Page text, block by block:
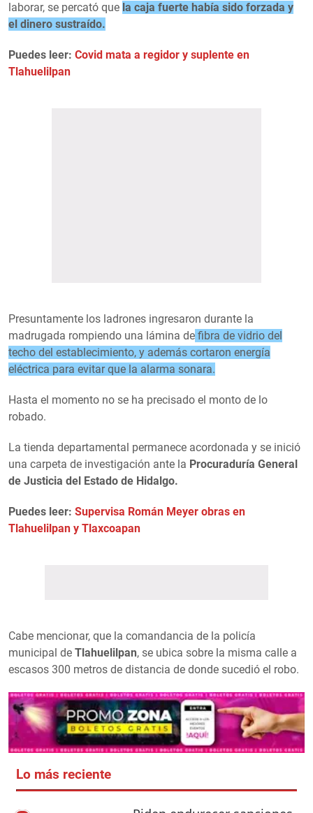
laborar, se percató que la caja fuerte había sido forzada y
el dinero sustraído.
Puedes leer: Covid mata a regidor y suplente en
Tlahuelilpan
Presuntamente los ladrones ingresaron durante la
madrugada rompiendo una lámina de fibra de vidrio del
techo del establecimiento, y además cortaron energía
eléctrica para evitar que la alarma sonara.
Hasta el momento no se ha precisado el monto de lo
robado.
La tienda departamental permanece acordonada y se inició
una carpeta de investigación ante la Procuraduría General
de Justicia del Estado de Hidalgo.
Puedes leer: Supervisa Román Meyer obras en
Tlahuelilpan y Tlaxcoapan
Cabe mencionar, que la comandancia de la policía
municipal de Tlahuelilpan, se ubica sobre la misma calle a
escasos 300 metros de distancia de donde sucedió el robo.
Lo más reciente